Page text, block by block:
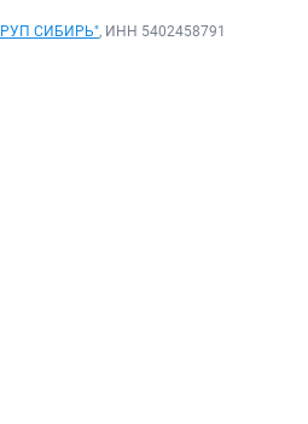
СИБИРЬ", ИНН 5402458791